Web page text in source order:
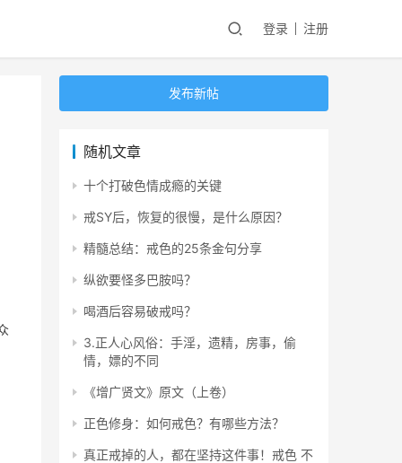
登录 注册
发布新帖
随机文章
十个打破色情成瘾的关键
戒SY后，恢复的很慢，是什么原因？
精髓总结：戒色的25条金句分享
纵欲要怪多巴胺吗？
喝酒后容易破戒吗？
3.正人心风俗：手淫，遗精，房事，偷
情，嫖的不同
《增广贤文》原文（上卷）
正色修身：如何戒色？有哪些方法？
真正戒掉的人，都在坚持这件事！戒色 不